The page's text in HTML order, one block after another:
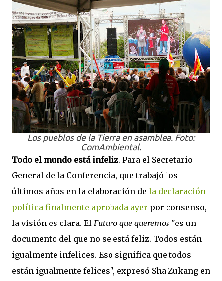
Los pueblos de la Tierra en asamblea. Foto:
ComAmbiental.
Todo el mundo está infeliz. Para el Secretario
General de la Conferencia, que trabajó los
últimos años en la elaboración de la declaración
política finalmente aprobada ayer por consenso,
la visión es clara. El Futuro que queremos "es un
documento del que no se está feliz. Todos están
igualmente infelices. Eso significa que todos
están igualmente felices", expresó Sha Zukang en